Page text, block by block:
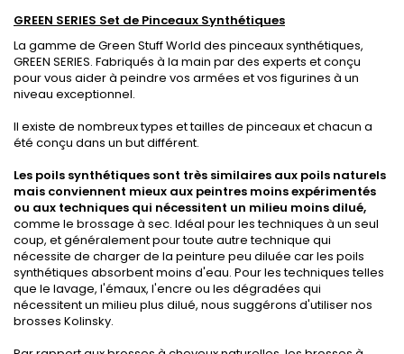
GREEN SERIES Set de Pinceaux Synthétiques
La gamme de Green Stuff World des pinceaux synthétiques,
GREEN SERIES. Fabriqués à la main par des experts et conçu
pour vous aider à peindre vos armées et vos figurines à un
niveau exceptionnel.
Il existe de nombreux types et tailles de pinceaux et chacun a
été conçu dans un but différent.
Les poils synthétiques sont très similaires aux poils naturels
mais conviennent mieux aux peintres moins expérimentés
ou aux techniques qui nécessitent un milieu moins dilué,
comme le brossage à sec. Idéal pour les techniques à un seul
coup, et généralement pour toute autre technique qui
nécessite de charger de la peinture peu diluée car les poils
synthétiques absorbent moins d'eau. Pour les techniques telles
que le lavage, l'émaux, l'encre ou les dégradées qui
nécessitent un milieu plus dilué, nous suggérons d'utiliser nos
brosses Kolinsky.